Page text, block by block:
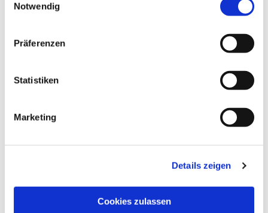
Notwendig
Präferenzen
Statistiken
Marketing
Details zeigen
Cookies zulassen
Dies könnte Sie auch